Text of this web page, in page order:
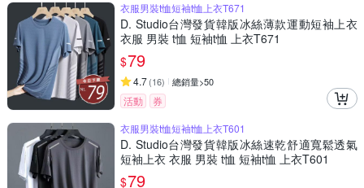
衣服男裝t恤短袖t恤上衣T671
D. Studio台灣發貨韓版冰絲薄款運動短袖上衣
衣服 男裝 t恤 短袖t恤 上衣T671
$79
4.7(16) 總銷量>50
活動
券
衣服男裝t恤短袖t恤上衣T601
D. Studio台灣發貨韓版冰絲速乾舒適寬鬆透氣
短袖上衣 衣服 男裝 t恤 短袖t恤 上衣T601
$79